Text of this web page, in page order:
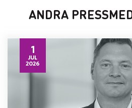
ANDRA
1
JUL
2026